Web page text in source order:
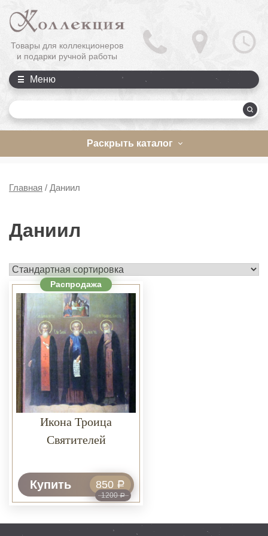
Товары для коллекционеров
и подарки ручной работы
Меню
Раскрыть каталог
Главная / Даниил
Даниил
Распродажа
Икона Троица
Святителей
Купить
1200Р
850 Р